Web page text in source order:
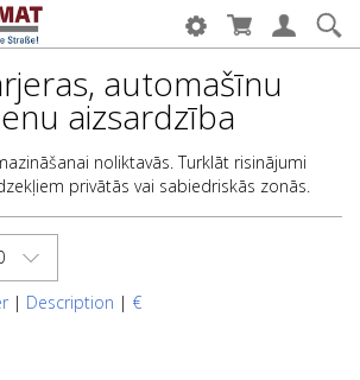
automašīnu
aizsardzība
noliktavās. Turklāt risinājumi
privātās vai sabiedriskās zonās.
| Description | €